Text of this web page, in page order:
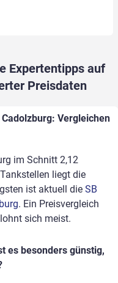
Expertentipps auf
Preisdaten
Vergleichen
im Schnitt 2,12
liegt die
ist aktuell die SB
. Ein Preisvergleich
sich meist.
es besonders günstig,